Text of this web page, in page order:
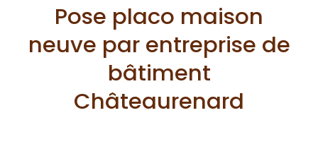
Pose placo maison
neuve par entreprise de
bâtiment
Châteaurenard